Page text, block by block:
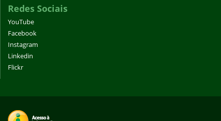
Redes Sociais
YouTube
Facebook
Instagram
Linkedin
Flickr